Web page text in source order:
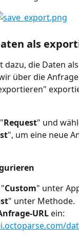
als
dazu, die Daten
über die
Request" und
", um eine neue
Custom" unter
" unter Methode.
URL ein: